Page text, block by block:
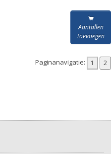
Aantallen
toevoegen
Paginanavigatie: